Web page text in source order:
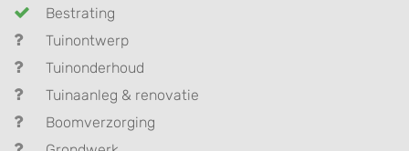
Bestrating
Tuinontwerp
Tuinonderhoud
Tuinaanleg & renovatie
Boomverzorging